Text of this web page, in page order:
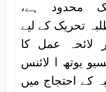
محدود ہے،
تحریک کے لیے
لائحہ عمل کا
یوتھ ا لائنس
کے احتجاج میں